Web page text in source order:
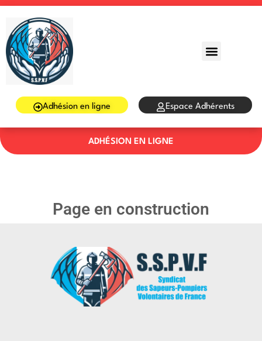
Adhésion en ligne Espace Adhérents
ADHÉSION EN LIGNE
Page en construction
Don’t have an account?
Remember me Lost your password?